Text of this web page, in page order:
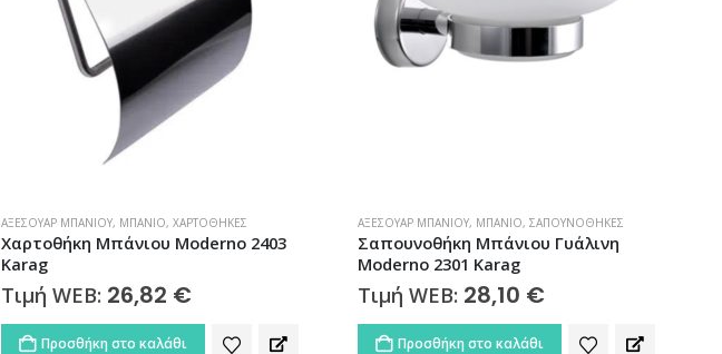
ΑΞΕΣΟΥΆΡ ΜΠΆΝΙΟΥ, ΜΠΆΝΙΟ, ΧΑΡΤΟΘΉΚΕΣ
Χαρτοθήκη Μπάνιου Moderno 2403
Karag
Τιμή WEB: 26,82 €
Προσθήκη στο καλάθι
ΑΞΕΣΟΥΆΡ ΜΠΆΝΙΟΥ, ΜΠΆΝΙΟ, ΣΑΠΟΥΝΟΘΉΚΕΣ
Σαπουνοθήκη Μπάνιου Γυάλινη
Moderno 2301 Karag
Τιμή WEB: 28,10 €
Προσθήκη στο καλάθι